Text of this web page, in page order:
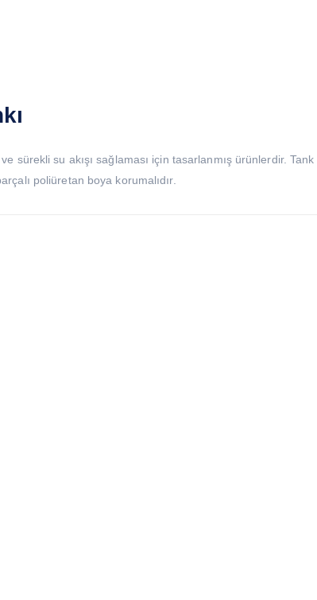
sürekli su akışı sağlaması için tasarlanmış ürünlerdir. Tank
poliüretan boya korumalıdır.